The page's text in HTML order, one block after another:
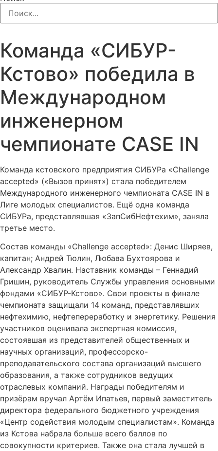
Команда «СИБУР-
Кстово» победила в
Международном
инженерном
чемпионате CASE IN
Команда кстовского предприятия СИБУРа «Challenge
accepted» («Вызов принят») стала победителем
Международного инженерного чемпионата CASE IN в
Лиге молодых специалистов. Ещё одна команда
СИБУРа, представлявшая «ЗапСибНефтехим», заняла
третье место.
Состав команды «Challenge accepted»: Денис Ширяев,
капитан; Андрей Тюлин, Любава Бухтоярова и
Александр Хвалин. Наставник команды – Геннадий
Гришин, руководитель Службы управления основными
фондами «СИБУР-Кстово». Свои проекты в финале
чемпионата защищали 14 команд, представлявших
нефтехимию, нефтепереработку и энергетику. Решения
участников оценивала экспертная комиссия,
состоявшая из представителей общественных и
научных организаций, профессорско-
преподавательского состава организаций высшего
образования, а также сотрудников ведущих
отраслевых компаний. Награды победителям и
призёрам вручал Артём Ипатьев, первый заместитель
директора федерального бюджетного учреждения
«Центр содействия молодым специалистам». Команда
из Кстова набрала больше всего баллов по
совокупности критериев. Также она стала лучшей в